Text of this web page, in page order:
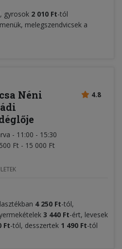
gyrosok 2 010 Ft-tól
melegszendvicsek a
4.8
Néni
- 11:00 - 15:30
Ft - 15 000 Ft
4 250 Ft-tól,
3 440 Ft-ért, levesek
Ft-tól, desszertek 1 490 Ft-tól